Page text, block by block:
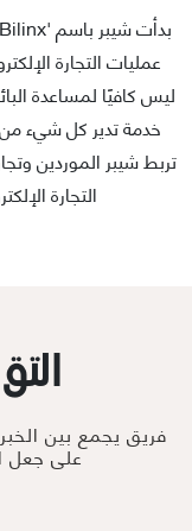
ليس كافيًا لمساعدة
خدمة تدير كل شيء من
تربط شيبر الموردين
التجارة
فريق يجمع بين
على جعل